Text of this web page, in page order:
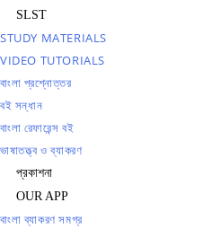
SLST
STUDY MATERIALS
VIDEO TUTORIALS
বাংলা প্রশ্নোত্তর
বই সন্ধান
বাংলা রেফারেন্স বই
ভাষাতত্ত্ব ও ব্যাকরণ
প্রকাশনা
OUR APP
বাংলা ব্যাকরণ সমগ্র